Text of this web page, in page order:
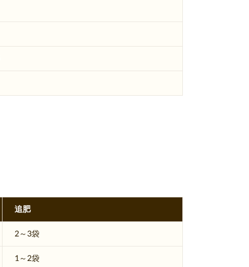
追肥
2～3袋
1～2袋